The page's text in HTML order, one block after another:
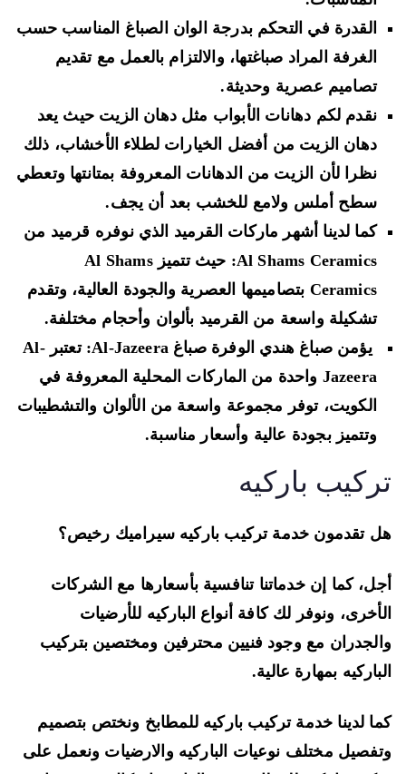
القدرة في التحكم بدرجة الوان الصباغ المناسب حسب
الغرفة المراد صباغتها، والالتزام بالعمل مع تقديم
تصاميم عصرية وحديثة.
نقدم لكم دهانات الأبواب مثل دهان الزيت حيث يعد
دهان الزيت من أفضل الخيارات لطلاء الأخشاب، ذلك
نظرا لأن الزيت من الدهانات المعروفة بمتانتها وتعطي
سطح أملس ولامع للخشب بعد أن يجف.
كما لدينا أشهر ماركات القرميد الذي نوفره قرميد من
Al Shams Ceramics: حيث تتميز Al Shams
Ceramics بتصاميمها العصرية والجودة العالية، وتقدم
تشكيلة واسعة من القرميد بألوان وأحجام مختلفة.
يؤمن صباغ هندي الوفرة صباغ Al-Jazeera: تعتبر Al-
Jazeera واحدة من الماركات المحلية المعروفة في
الكويت، توفر مجموعة واسعة من الألوان والتشطيبات
وتتميز بجودة عالية وأسعار مناسبة.
باركيه
تقدمون خدمة تركيب باركيه سيراميك رخيص؟
كما إن خدماتنا تنافسية بأسعارها مع الشركات
ونوفر لك كافة أنواع الباركيه للأرضيات
مع وجود فنيين محترفين ومختصين بتركيب
بمهارة عالية.
لدينا خدمة تركيب باركيه للمطابخ ونختص بتصميم
مختلف نوعيات الباركيه والارضيات ونعمل على